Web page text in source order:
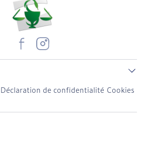
Déclaration de confidentialité Cookies